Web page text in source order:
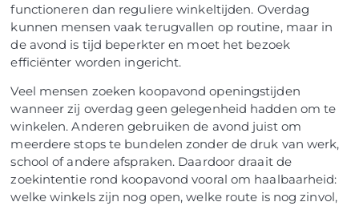
functioneren dan reguliere winkeltijden. Overdag
kunnen mensen vaak terugvallen op routine, maar in
de avond is tijd beperkter en moet het bezoek
efficiënter worden ingericht.
Veel mensen zoeken koopavond openingstijden
wanneer zij overdag geen gelegenheid hadden om te
winkelen. Anderen gebruiken de avond juist om
meerdere stops te bundelen zonder de druk van werk,
school of andere afspraken. Daardoor draait de
zoekintentie rond koopavond vooral om haalbaarheid:
welke winkels zijn nog open, welke route is nog zinvol,